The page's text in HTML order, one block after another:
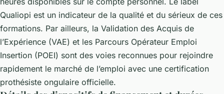
Qualiopi est un indicateur de la qualité et du sérieux de ces
formations. Par ailleurs, la Validation des Acquis de
l’Expérience (VAE) et les Parcours Opérateur Emploi
Insertion (POEI) sont des voies reconnues pour rejoindre
rapidement le marché de l’emploi avec une certification
prothésiste ongulaire officielle.